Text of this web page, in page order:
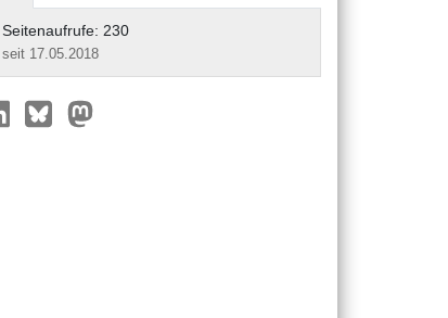
Seitenaufrufe: 230
seit 17.05.2018